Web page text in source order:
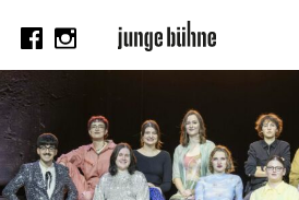
AKTUELL
Thema
Video